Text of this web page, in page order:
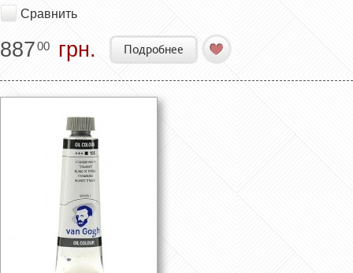
Сравнить
88700 грн. Подробнее